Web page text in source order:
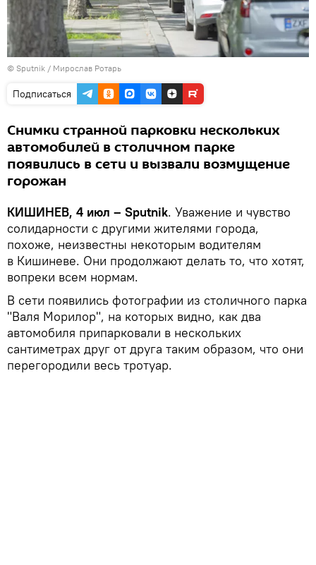
© Sputnik / Мирослав Ротарь
Подписаться
Снимки странной парковки нескольких
автомобилей в столичном парке
появились в сети и вызвали возмущение
горожан
КИШИНЕВ, 4 июл – Sputnik. Уважение и чувство
солидарности с другими жителями города,
похоже, неизвестны некоторым водителям
в Кишиневе. Они продолжают делать то, что хотят,
вопреки всем нормам.
В сети появились фотографии из столичного парка
"Валя Морилор", на которых видно, как два
автомобиля припарковали в нескольких
сантиметрах друг от друга таким образом, что они
перегородили весь тротуар.